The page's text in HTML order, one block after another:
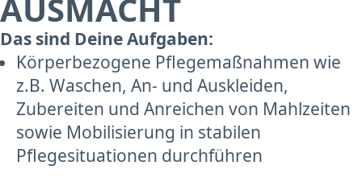
AUSMACHT
Das sind Deine Aufgaben:
Körperbezogene Pflegemaßnahmen wie
z.B. Waschen, An- und Auskleiden,
Zubereiten und Anreichen von Mahlzeiten
sowie Mobilisierung in stabilen
Pflegesituationen durchführen